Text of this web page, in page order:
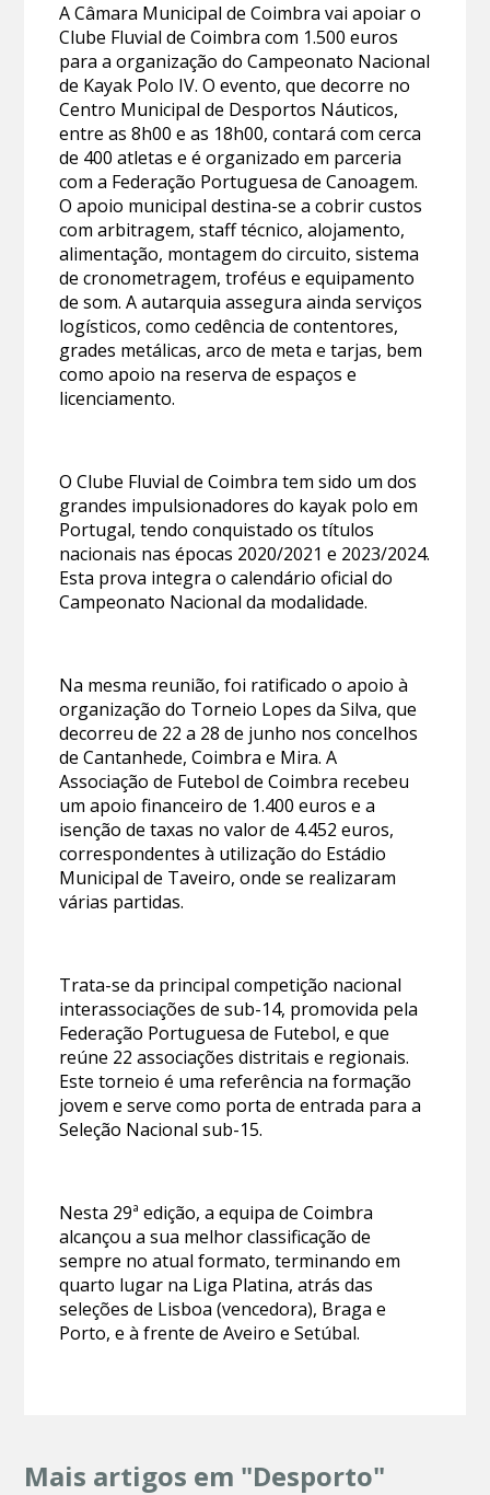
A Câmara Municipal de Coimbra vai apoiar o
Clube Fluvial de Coimbra com 1.500 euros
para a organização do Campeonato Nacional
de Kayak Polo IV. O evento, que decorre no
Centro Municipal de Desportos Náuticos,
entre as 8h00 e as 18h00, contará com cerca
de 400 atletas e é organizado em parceria
com a Federação Portuguesa de Canoagem.
O apoio municipal destina-se a cobrir custos
com arbitragem, staff técnico, alojamento,
alimentação, montagem do circuito, sistema
de cronometragem, troféus e equipamento
de som. A autarquia assegura ainda serviços
logísticos, como cedência de contentores,
grades metálicas, arco de meta e tarjas, bem
como apoio na reserva de espaços e
licenciamento.
O Clube Fluvial de Coimbra tem sido um dos
grandes impulsionadores do kayak polo em
Portugal, tendo conquistado os títulos
nacionais nas épocas 2020/2021 e 2023/2024.
Esta prova integra o calendário oficial do
Campeonato Nacional da modalidade.
Na mesma reunião, foi ratificado o apoio à
organização do Torneio Lopes da Silva, que
decorreu de 22 a 28 de junho nos concelhos
de Cantanhede, Coimbra e Mira. A
Associação de Futebol de Coimbra recebeu
um apoio financeiro de 1.400 euros e a
isenção de taxas no valor de 4.452 euros,
correspondentes à utilização do Estádio
Municipal de Taveiro, onde se realizaram
várias partidas.
Trata-se da principal competição nacional
interassociações de sub-14, promovida pela
Federação Portuguesa de Futebol, e que
reúne 22 associações distritais e regionais.
Este torneio é uma referência na formação
jovem e serve como porta de entrada para a
Seleção Nacional sub-15.
Nesta 29ª edição, a equipa de Coimbra
alcançou a sua melhor classificação de
sempre no atual formato, terminando em
quarto lugar na Liga Platina, atrás das
seleções de Lisboa (vencedora), Braga e
Porto, e à frente de Aveiro e Setúbal.
Mais artigos em "Desporto"